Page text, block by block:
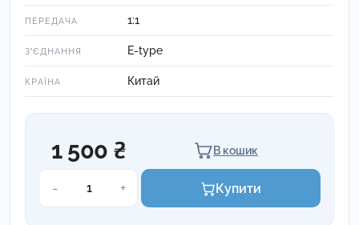
ПЕРЕДАЧА 1:1
ЗʼЄДНАННЯ E-type
КРАЇНА Китай
1 500 ₴ В кошик
-
Наконечник
+ Купити